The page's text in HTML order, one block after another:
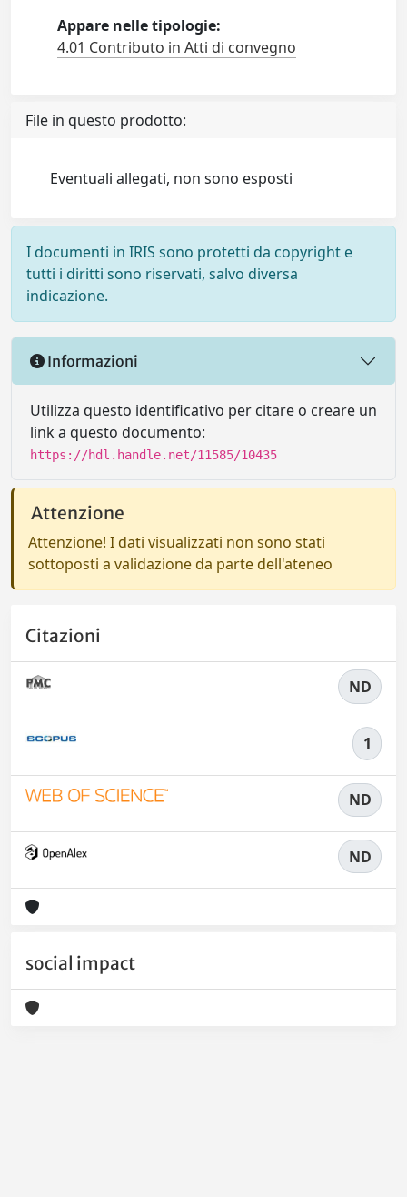
Appare nelle tipologie:
4.01 Contributo in Atti di convegno
File in questo prodotto:
Eventuali allegati, non sono esposti
I documenti in IRIS sono protetti da copyright e
tutti i diritti sono riservati, salvo diversa
indicazione.
Informazioni
Utilizza questo identificativo per citare o creare un
link a questo documento:
https://hdl.handle.net/11585/10435
Attenzione
Attenzione! I dati visualizzati non sono stati
sottoposti a validazione da parte dell'ateneo
Citazioni
ND
1
ND
ND
social impact